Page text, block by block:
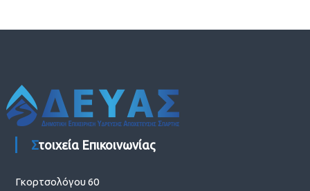
Στοιχεία Επικοινωνίας
Γκορτσολόγου 60